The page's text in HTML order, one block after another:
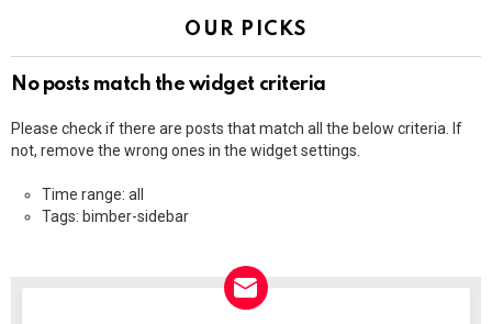
OUR PICKS
No posts match the widget criteria
Please check if there are posts that match all the below criteria. If
not, remove the wrong ones in the widget settings.
Time range: all
Tags: bimber-sidebar